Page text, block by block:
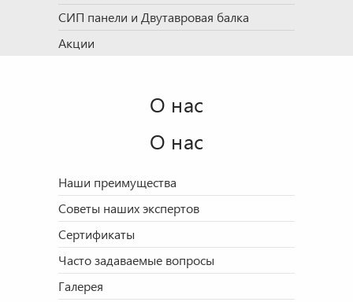
СИП панели и Двутавровая балка
Акции
О нас
О нас
Наши преимущества
Советы наших экспертов
Сертификаты
Часто задаваемые вопросы
Галерея